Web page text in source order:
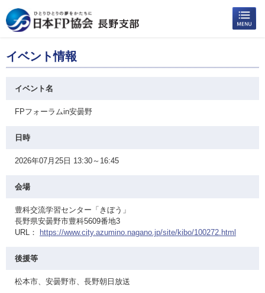
イベント情報
イベント名
FPフォーラムin安曇野
日時
2026年07月25日 13:30～16:45
会場
豊科交流学習センター「きぼう」
長野県安曇野市豊科5609番地3
URL：
https://www.city.azumino.nagano.jp/site/kibo/100272.html
後援等
松本市、安曇野市、長野朝日放送